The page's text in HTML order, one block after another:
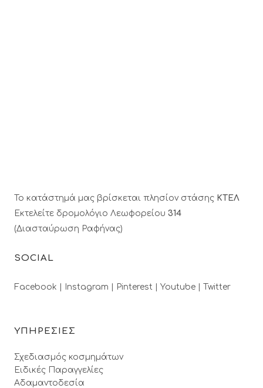
Το κατάστημά μας βρίσκεται πλησίον στάσης ΚΤΕΛ
Εκτελείτε δρομολόγιο Λεωφορείου 314
(Διασταύρωση Ραφήνας)
SOCIAL
Facebook | Instagram | Pinterest | Youtube | Twitter
ΥΠΗΡΕΣΙΕΣ
Σχεδιασμός κοσμημάτων
Ειδικές Παραγγελίες
Αδαμαντοδεσία